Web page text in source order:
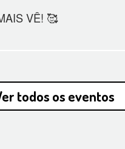
VÊ! 🥰
todos os eventos